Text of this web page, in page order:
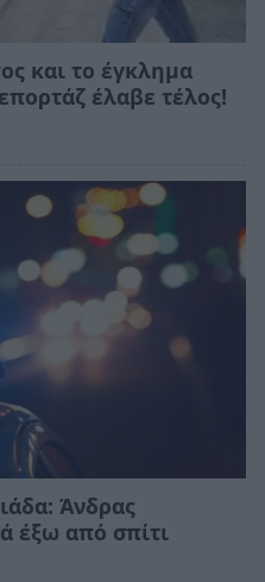
και το έγκλημα
έλαβε τέλος!
Άνδρας
έξω από σπίτι